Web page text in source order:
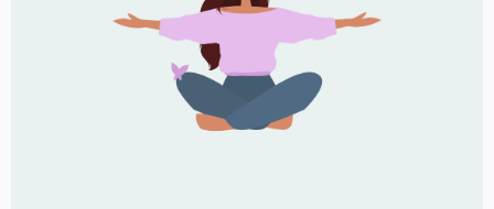
Покоління ксеніалів (1976–1985): життя на
стику двох епох
31 Березня, 2026